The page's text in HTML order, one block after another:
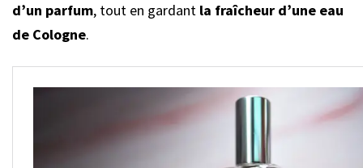
d’un parfum, tout en gardant la fraîcheur d’une eau
de Cologne.